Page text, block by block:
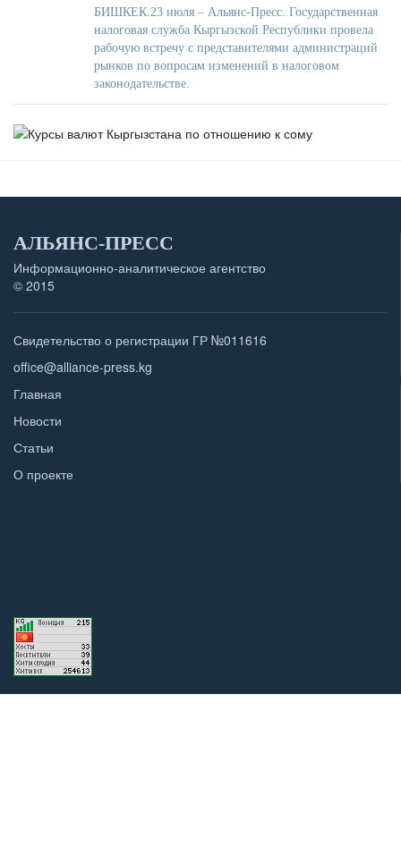
БИШКЕК.23 июля – Альянс-Пресс. Государственная
налоговая служба Кыргызской Республики провела
рабочую встречу с представителями администраций
рынков по вопросам изменений в налоговом
законодательстве.
АЛЬЯНС-ПРЕСС
Информационно-аналитическое агентство
© 2015
Свидетельство о регистрации ГР №011616
office@alliance-press.kg
Главная
Новости
Статьи
О проекте